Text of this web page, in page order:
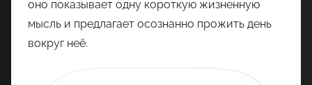
оно показывает одну короткую жизненную
мысль и предлагает осознанно прожить день
вокруг неё.